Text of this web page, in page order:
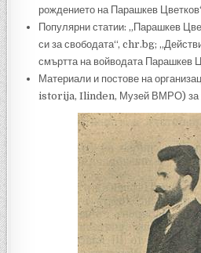
рождението на Парашкев
Популярни статии: „Парашкев
си за свободата“, chr.bg;
смъртта на войводата Парашкев
Материали и постове на
istorija, Ilinden, Музей ВМРО) за